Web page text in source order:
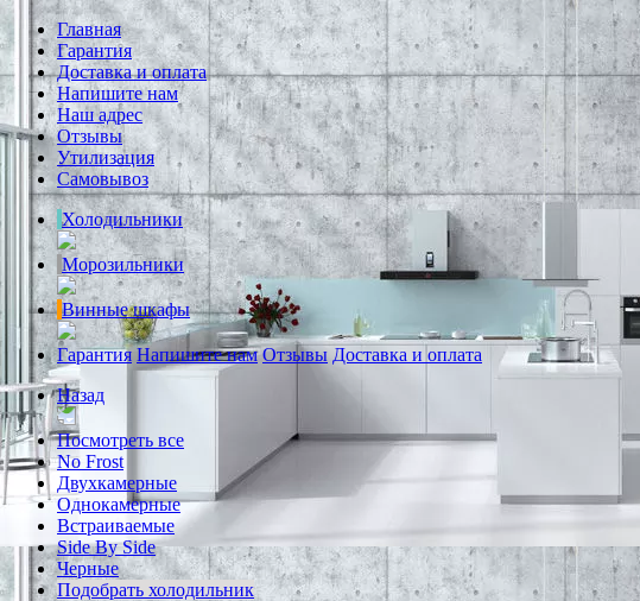
Главная
Гарантия
Доставка и оплата
Напишите нам
Наш адрес
Отзывы
Утилизация
Самовывоз
Холодильники
Морозильники
Винные шкафы
Гарантия Напишите нам Отзывы Доставка и оплата
Назад
Посмотреть все
No Frost
Двухкамерные
Однокамерные
Встраиваемые
Side By Side
Черные
Подобрать холодильник